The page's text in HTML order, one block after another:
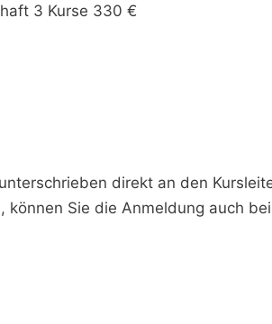
3 Kurse 330 €
direkt an den
Sie die Anmeldung auch